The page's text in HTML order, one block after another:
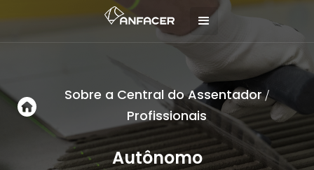
Sobre a Central do Assentador/
Profissionais
Autônomo